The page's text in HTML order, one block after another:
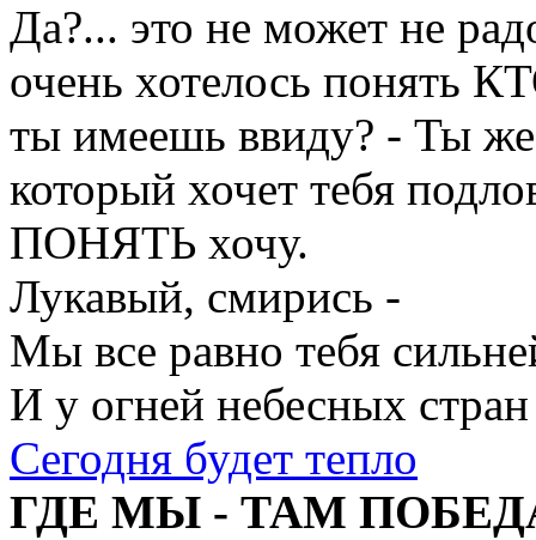
Да?... это не может не
очень хотелось понять
ты имеешь ввиду? - Ты же
который хочет тебя
ПОНЯТЬ хочу.
Лукавый, смирись -
Мы все равно тебя
И у огней небесных стран
Сегодня будет тепло
ГДЕ МЫ - ТАМ